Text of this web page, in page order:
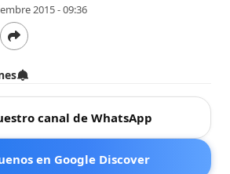
2015 - 09:36
canal de WhatsApp
en Google Discover